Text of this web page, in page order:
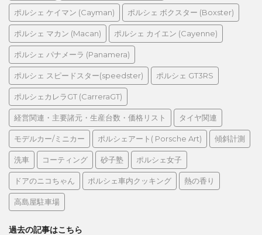
ポルシェ ケイマン (Cayman) ポルシェ ボクスター (Boxster)
ポルシェ マカン (Macan) ポルシェ カイエン (Cayenne)
ポルシェ パナメーラ (Panamera)
ポルシェ スピードスター(speedster) ポルシェ GT3RS
ポルシェカレラGT (CarreraGT)
経営関連・主要諸元・生産台数・価格リスト タイヤ関連
モデルカー/ミニカー ポルシェアート( Porsche Art) 傾斜計測
洗車 コーティング 砂子塾 ポルシェ女子
ドアのニコちゃん ポルシェ車内クッキング 熱の香り
高島屋駐車場
過去の記事はこちら